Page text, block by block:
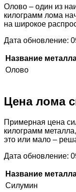
Олово – один из
килограмм лома
на широкое
Дата обновление:
Название
Олово
Цена лома
Примерная цена
килограмм
это или мало –
Дата обновление:
Название
Силумин